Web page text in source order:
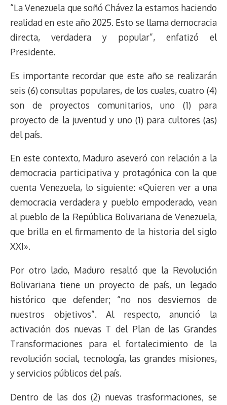
“La Venezuela que soñó Chávez la estamos haciendo
realidad en este año 2025. Esto se llama democracia
directa, verdadera y popular”, enfatizó el
Presidente.
Es importante recordar que este año se realizarán
seis (6) consultas populares, de los cuales, cuatro (4)
son de proyectos comunitarios, uno (1) para
proyecto de la juventud y uno (1) para cultores (as)
del país.
En este contexto, Maduro aseveró con relación a la
democracia participativa y protagónica con la que
cuenta Venezuela, lo siguiente: «Quieren ver a una
democracia verdadera y pueblo empoderado, vean
al pueblo de la República Bolivariana de Venezuela,
que brilla en el firmamento de la historia del siglo
XXI».
Por otro lado, Maduro resaltó que la Revolución
Bolivariana tiene un proyecto de país, un legado
histórico que defender; “no nos desviemos de
nuestros objetivos”. Al respecto, anunció la
activación dos nuevas T del Plan de las Grandes
Transformaciones para el fortalecimiento de la
revolución social, tecnología, las grandes misiones,
y servicios públicos del país.
Dentro de las dos (2) nuevas trasformaciones, se